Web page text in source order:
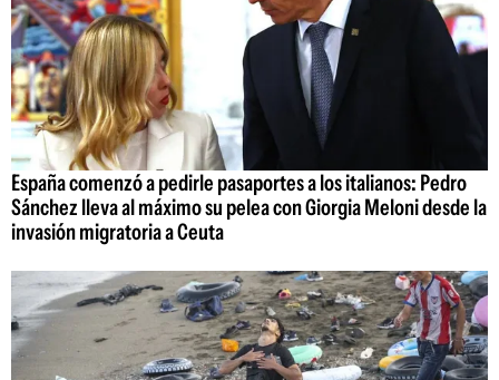
España comenzó a pedirle pasaportes a los italianos: Pedro
Sánchez lleva al máximo su pelea con Giorgia Meloni desde la
invasión migratoria a Ceuta